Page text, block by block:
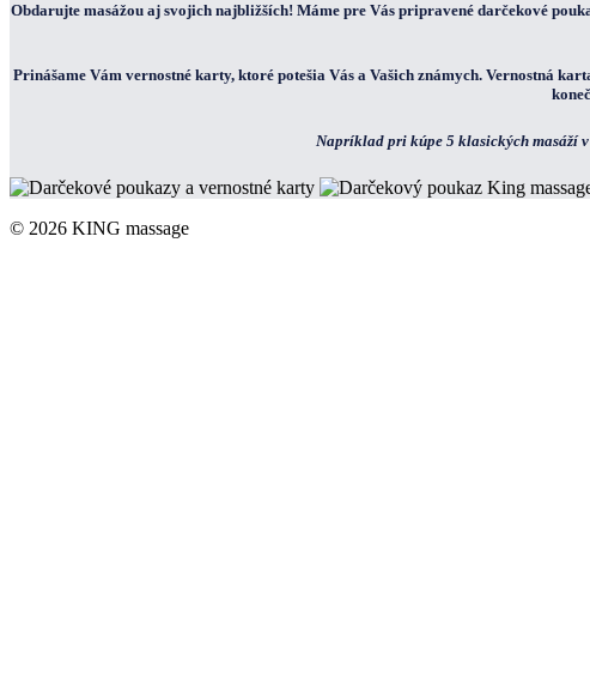
Obdarujte masážou aj svojich najbližších! Máme pre Vás pripravené darčekové
Prinášame Vám vernostné karty, ktoré potešia Vás a Vašich známych. Vernostná
Napríklad pri kúpe 5 klasických masáží
© 2026 KING massage